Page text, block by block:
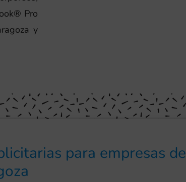
Pro
y
para empresas de